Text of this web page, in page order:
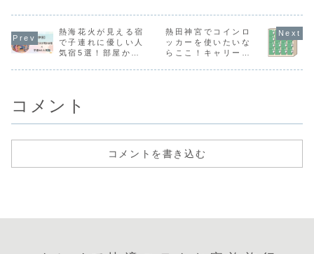
ハーモニーは、一
度食べたら忘れら
れない美味しさで
すね。熱田神宮前
めてきた数多くの
社殿や、歴史ある
建造物が立ち並び
ます。日常の喧騒
り、名古屋観光の
定番スポットとし
ても人気ですよ。
「名古屋駅から熱
す。
熱海花火が見える宿
で子連れに優しい人
気宿5選！部屋から
熱田神宮でコインロ
ッカーを使いたいな
らここ！キャリーケ
コメント
コメントを書き込む